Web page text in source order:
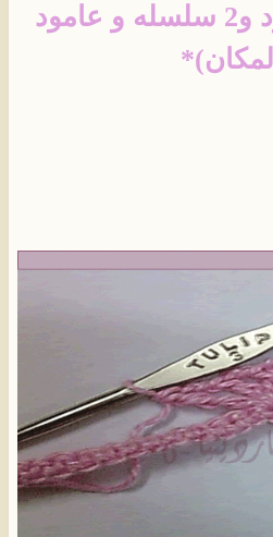
و2 سلسله وعامود و2 سلسله و عامود